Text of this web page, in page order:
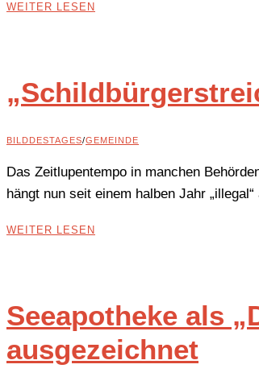
WEITER LESEN
BILDDESTAGES/GEMEINDE
Das Zeitlupentempo in manchen
hängt nun seit einem halben Jahr
WEITER LESEN
Seeapotheke als
ausgezeichnet